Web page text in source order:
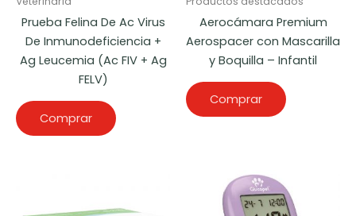
Prueba Felina De Ac Virus
De Inmunodeficiencia +
Ag Leucemia (Ac FIV + Ag
FELV)
Comprar
Aerocámara Premium
Aerospacer con Mascarilla
y Boquilla – Infantil
Comprar